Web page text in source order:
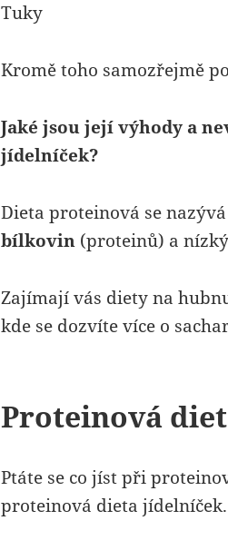
Tuky
Kromě toho samozřejmě
Jaké jsou její výhody a
jídelníček?
Dieta proteinová se
bílkovin (proteinů) a
Zajímají vás diety na
kde se dozvíte více o
Proteinová
Ptáte se co jíst při
proteinová dieta jídelníček.